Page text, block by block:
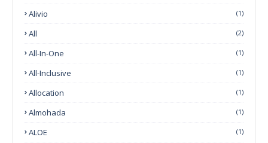
Alivio (1)
All (2)
All-In-One (1)
All-Inclusive (1)
Allocation (1)
Almohada (1)
ALOE (1)